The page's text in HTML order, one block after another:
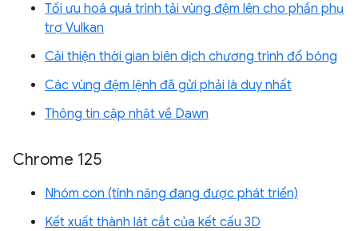
Tối ưu hoá quá trình tải vùng đệm lên cho phần phụ
trợ Vulkan
Cải thiện thời gian biên dịch chương trình đổ bóng
Các vùng đệm lệnh đã gửi phải là duy nhất
Thông tin cập nhật về Dawn
Chrome 125
Nhóm con (tính năng đang được phát triển)
Kết xuất thành lát cắt của kết cấu 3D